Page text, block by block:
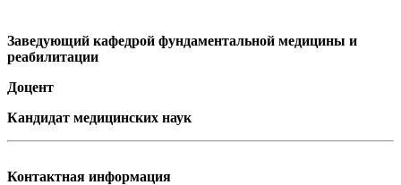
Заведующий кафедрой фундаментальной медицины и
реабилитации
Доцент
Кандидат медицинских наук
Контактная информация